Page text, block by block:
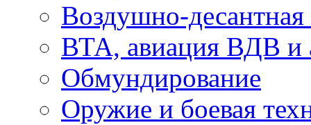
Воздушно-десантная
ВТА, авиация ВДВ и
Обмундирование
Оружие и боевая